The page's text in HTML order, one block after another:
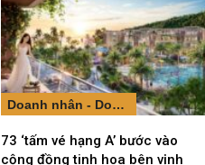
Doanh nhân - Doanh nghiệp
73 ‘tấm vé hạng A’ bước vào
cộng đồng tinh hoa bên vịnh